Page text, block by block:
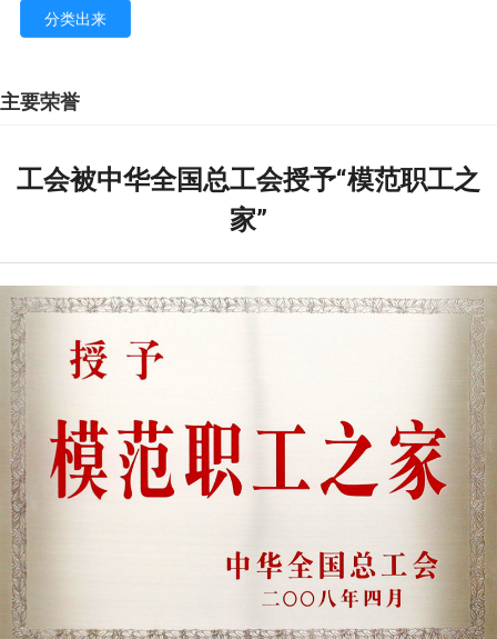
分类出来
主要荣誉
工会被中华全国总工会授予“模范职工之
家”